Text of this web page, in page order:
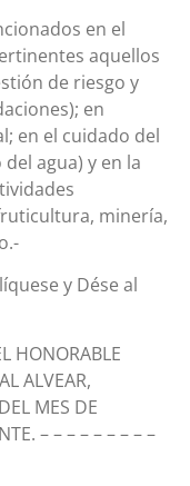
en el
aquellos
de riesgo y
en
en el cuidado del
agua) y en la
minería,
y Dése al
HONORABLE
ALVEAR,
MES DE
– – – – – – – – –